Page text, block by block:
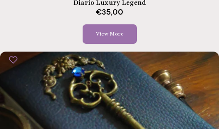
View More
Diario Luxury Legend
€35,00